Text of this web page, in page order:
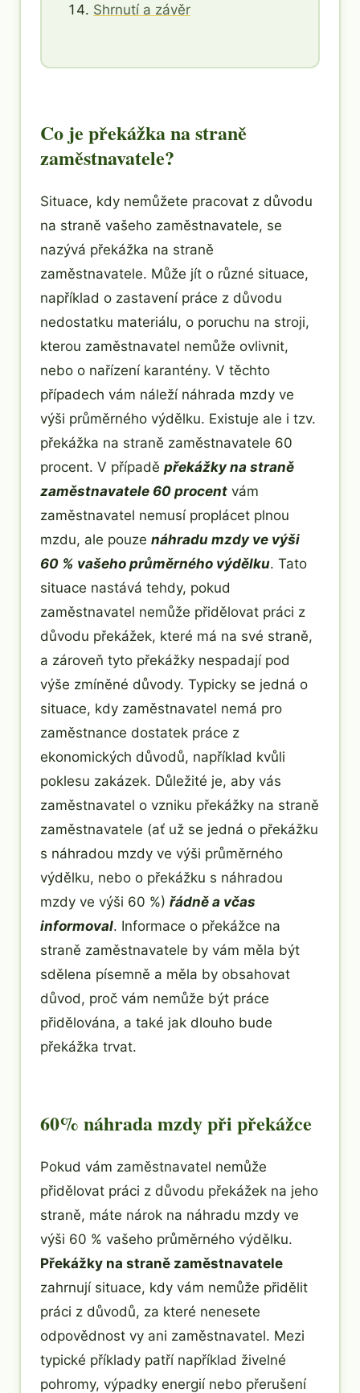
Shrnutí a závěr
Co je překážka na straně
zaměstnavatele?
Situace, kdy nemůžete pracovat z důvodu
na straně vašeho zaměstnavatele, se
nazývá překážka na straně
zaměstnavatele. Může jít o různé situace,
například o zastavení práce z důvodu
nedostatku materiálu, o poruchu na stroji,
kterou zaměstnavatel nemůže ovlivnit,
nebo o nařízení karantény. V těchto
případech vám náleží náhrada mzdy ve
výši průměrného výdělku. Existuje ale i tzv.
překážka na straně zaměstnavatele 60
procent. V případě překážky na straně
zaměstnavatele 60 procent vám
zaměstnavatel nemusí proplácet plnou
mzdu, ale pouze náhradu mzdy ve výši
60 % vašeho průměrného výdělku. Tato
situace nastává tehdy, pokud
zaměstnavatel nemůže přidělovat práci z
důvodu překážek, které má na své straně,
a zároveň tyto překážky nespadají pod
výše zmíněné důvody. Typicky se jedná o
situace, kdy zaměstnavatel nemá pro
zaměstnance dostatek práce z
ekonomických důvodů, například kvůli
poklesu zakázek. Důležité je, aby vás
zaměstnavatel o vzniku překážky na straně
zaměstnavatele (ať už se jedná o překážku
s náhradou mzdy ve výši průměrného
výdělku, nebo o překážku s náhradou
mzdy ve výši 60 %) řádně a včas
informoval. Informace o překážce na
straně zaměstnavatele by vám měla být
sdělena písemně a měla by obsahovat
důvod, proč vám nemůže být práce
přidělována, a také jak dlouho bude
překážka trvat.
60% náhrada mzdy při překážce
Pokud vám zaměstnavatel nemůže
přidělovat práci z důvodu překážek na jeho
straně, máte nárok na náhradu mzdy ve
výši 60 % vašeho průměrného výdělku.
Překážky na straně zaměstnavatele
zahrnují situace, kdy vám nemůže přidělit
práci z důvodů, za které nenesete
odpovědnost vy ani zaměstnavatel. Mezi
typické příklady patří například živelné
pohromy, výpadky energií nebo přerušení